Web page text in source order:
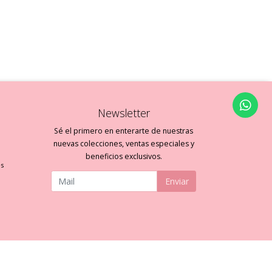
Newsletter
Sé el primero en enterarte de nuestras
nuevas colecciones, ventas especiales y
beneficios exclusivos.
Enviar